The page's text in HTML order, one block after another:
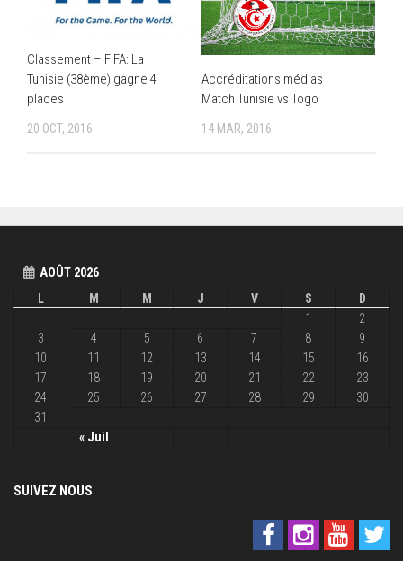
Classement – FIFA: La
Tunisie (38ème) gagne 4
places
20 OCT, 2016
Accréditations médias
Match Tunisie vs Togo
14 MAR, 2016
AOÛT 2026
L
M M J V S D
« Juil
1
2
3
4 5 6 7 8
9
10
11 12 13 14 15
16
17
18 19 20 21 22
23
24
25 26 27 28 29
30
31
SUIVEZ NOUS